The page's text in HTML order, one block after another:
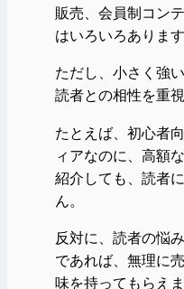
販売、会員制コン
はいろいろあります
ただし、小さく強
読者との相性を重
たとえば、初心者
ィアなのに、高額
紹介しても、読者
ん。
反対に、読者の悩
であれば、無理に
味を持ってもらえま